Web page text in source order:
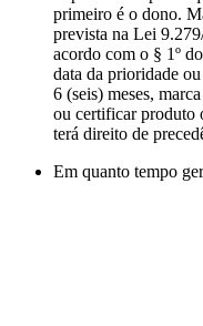
primeiro é o dono.
prevista na Lei
acordo com o § 1º
data da prioridade
6 (seis) meses,
ou certificar produto
terá direito de
Em quanto tempo